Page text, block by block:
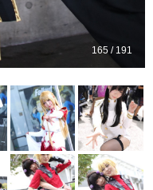
165 / 191